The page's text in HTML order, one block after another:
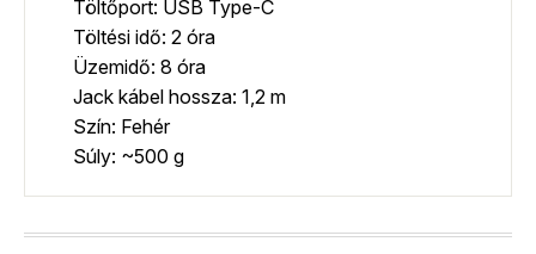
Töltőport: USB Type-C
Töltési idő: 2 óra
Üzemidő: 8 óra
Jack kábel hossza: 1,2 m
Szín: Fehér
Súly: ~500 g